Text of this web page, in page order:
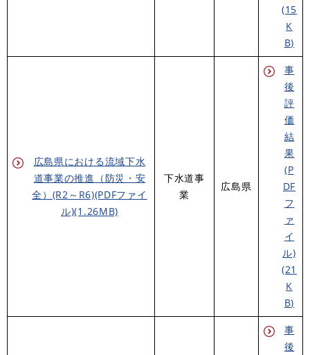
(15
K
B)
広島県における流域下水
道事業の推進（防災・安
全）(R2～R6)(PDFファイ
ル)(1.26MB)
下水道事
業
広島県
事
後
評
価
結
果
(P
DF
フ
ァ
イ
ル)
(21
K
B)
事
後